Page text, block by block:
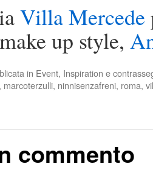
Villa Mercede
up style,
in Event, Inspiration e
, marcoterzulli, ninnisenzafreni, roma,
commento